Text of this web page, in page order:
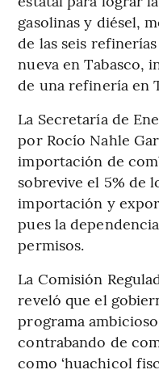
gasolinas y diésel,
de las seis
nueva en Tabasco,
de una refinería en
La Secretaría de
por Rocío Nahle
importación de
sobrevive el 5% de
importación y
pues la
permisos.
La Comisión
reveló que el
programa
contrabando de
como ‘huachicol